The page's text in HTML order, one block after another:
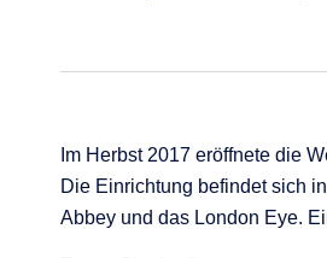
Im Herbst 2017 eröffnete die
Die Einrichtung befindet sich
Abbey und das London Eye.